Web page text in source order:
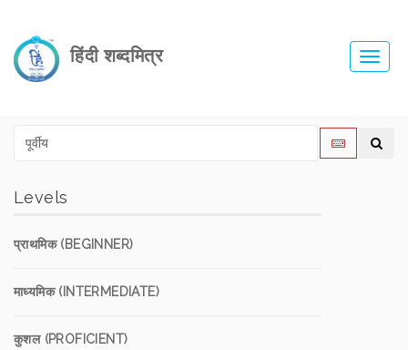
हिंदी शब्दमित्र
Levels
प्राथमिक (BEGINNER)
माध्यमिक (INTERMEDIATE)
कुशल (PROFICIENT)